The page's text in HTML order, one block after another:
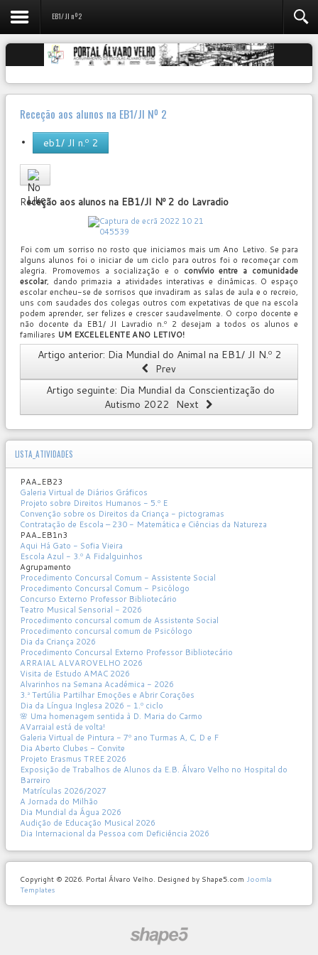
EB1/ JI nº2
Receção aos alunos na EB1/JI Nº 2
eb1/ JI n.º 2
Rating:
Receção aos alunos na EB1/JI Nº 2 do Lavradio
Foi com um sorriso no rosto que iniciamos mais um Ano Letivo. Se para
alguns alunos foi o iniciar de um ciclo para outros foi o recomeçar com
alegria. Promovemos a socialização e o convívio entre a comunidade
escolar, dando primazia a atividades interativas e dinâmicas. O espaço
escolar encheu-se de sorrisos que invadiram as salas de aula e o recreio,
uns com saudades dos colegas outros com expetativas de que na escola
podem aprender, ser felizes e crescer saudavelmente. O corpo docente e
não docente da EB1/ JI Lavradio n.º 2 desejam a todos os alunos e
familiares UM EXCELELENTE ANO LETIVO!
Artigo anterior: Dia Mundial do Animal na EB1/ JI N.º 2
Prev
Artigo seguinte: Dia Mundial da Conscientização do
Autismo 2022 Next
LISTA_ATIVIDADES
PAA_EB23
Galeria Virtual de Diários Gráficos
Projeto sobre Direitos Humanos - 5.º E
Convenção sobre os Direitos da Criança - pictogramas
Contratação de Escola – 230 - Matemática e Ciências da Natureza
PAA_EB1n3
Aqui Há Gato - Sofia Vieira
Escola Azul - 3.º A Fidalguinhos
Agrupamento
Procedimento Concursal Comum - Assistente Social
Procedimento Concursal Comum - Psicólogo
Concurso Externo Professor Bibliotecário
Teatro Musical Sensorial - 2026
Procedimento concursal comum de Assistente Social
Procedimento concursal comum de Psicólogo
Dia da Criança 2026
Procedimento Concursal Externo Professor Bibliotecário
ARRAIAL ALVAROVELHO 2026
Visita de Estudo AMAC 2026
Alvarinhos na Semana Académica - 2026
3.ª Tertúlia Partilhar Emoções e Abrir Corações
Dia da Língua Inglesa 2026 - 1.º ciclo
🌸 Uma homenagem sentida à D. Maria do Carmo
AVarraial está de volta!
Galeria Virtual de Pintura - 7º ano Turmas A, C, D e F
Dia Aberto Clubes - Convite
Projeto Erasmus TREE 2026
Exposição de Trabalhos de Alunos da E.B. Álvaro Velho no Hospital do
Barreiro
Matrículas 2026/2027
A Jornada do Milhão
Dia Mundial da Água 2026
Audição de Educação Musical 2026
Dia Internacional da Pessoa com Deficiência 2026
Copyright © 2026. Portal Álvaro Velho. Designed by Shape5.com Joomla
Templates